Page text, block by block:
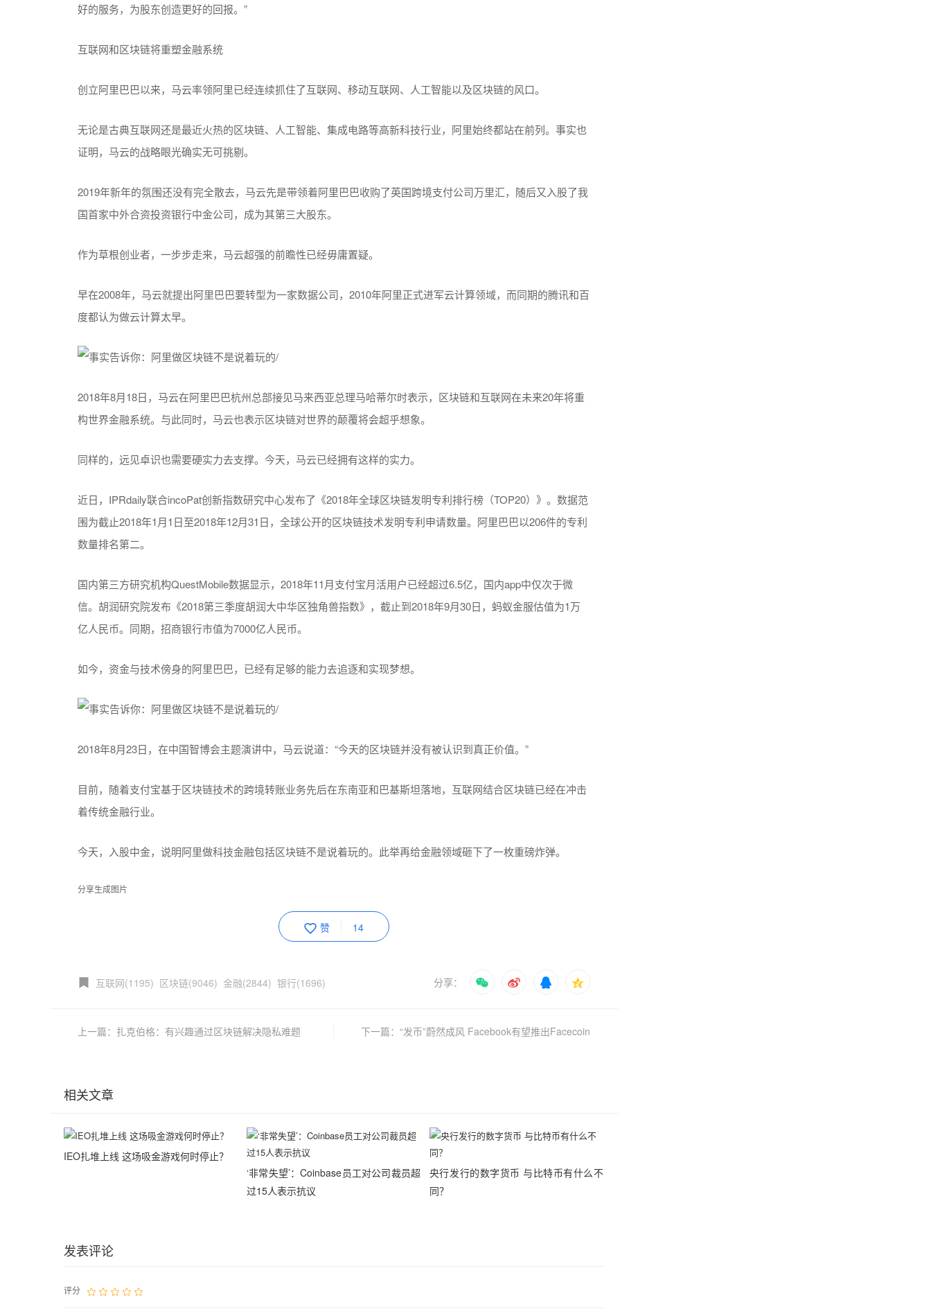
好的服务，为股东创造更好的回报。”
互联网和区块链将重塑金融系统
创立阿里巴巴以来，马云率领阿里已经连续抓住了互联网、移动互联网、人工智能以及区块链的风口。
无论是古典互联网还是最近火热的区块链、人工智能、集成电路等高新科技行业，阿里始终都站在前列。事实也
证明，马云的战略眼光确实无可挑剔。
2019年新年的氛围还没有完全散去，马云先是带领着阿里巴巴收购了英国跨境支付公司万里汇，随后又入股了我
国首家中外合资投资银行中金公司，成为其第三大股东。
作为草根创业者，一步步走来，马云超强的前瞻性已经毋庸置疑。
早在2008年，马云就提出阿里巴巴要转型为一家数据公司，2010年阿里正式进军云计算领域，而同期的腾讯和百
度都认为做云计算太早。
2018年8月18日，马云在阿里巴巴杭州总部接见马来西亚总理马哈蒂尔时表示，区块链和互联网在未来20年将重
构世界金融系统。与此同时，马云也表示区块链对世界的颠覆将会超乎想象。
同样的，远见卓识也需要硬实力去支撑。今天，马云已经拥有这样的实力。
近日，IPRdaily联合incoPat创新指数研究中心发布了《2018年全球区块链发明专利排行榜（TOP20）》。数据范
围为截止2018年1月1日至2018年12月31日，全球公开的区块链技术发明专利申请数量。阿里巴巴以206件的专利
数量排名第二。
国内第三方研究机构QuestMobile数据显示，2018年11月支付宝月活用户已经超过6.5亿，国内app中仅次于微
信。胡润研究院发布《2018第三季度胡润大中华区独角兽指数》，截止到2018年9月30日，蚂蚁金服估值为1万
亿人民币。同期，招商银行市值为7000亿人民币。
如今，资金与技术傍身的阿里巴巴，已经有足够的能力去追逐和实现梦想。
2018年8月23日，在中国智博会主题演讲中，马云说道：“今天的区块链并没有被认识到真正价值。”
目前，随着支付宝基于区块链技术的跨境转账业务先后在东南亚和巴基斯坦落地，互联网结合区块链已经在冲击
着传统金融行业。
今天，入股中金，说明阿里做科技金融包括区块链不是说着玩的。此举再给金融领域砸下了一枚重磅炸弹。
分享生成图片
赞 14
互联网(1195) 区块链(9046) 金融(2844) 银行(1696) 分享：
上一篇：扎克伯格：有兴趣通过区块链解决隐私难题 下一篇：“发币”蔚然成风 Facebook有望推出Facecoin
相关文章
IEO扎堆上线 这场吸金游戏何时停止？
‘非常失望’：Coinbase员工对公司裁员超
过15人表示抗议
央行发行的数字货币 与比特币有什么不
同？
发表评论
评分